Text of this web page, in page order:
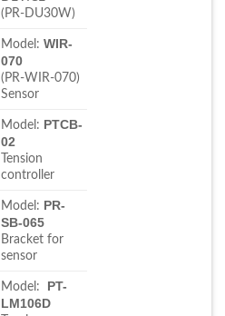
(PR-DU30W)
Model:WIR-
070
(PR-WIR-070)
Sensor
Model: PTCB-
02
Tension
controller
Model: PR-
SB-065
Bracket for
sensor
Model:
PT-
LM106D